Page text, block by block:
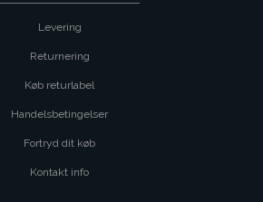
Levering
Returnering
Køb returlabel
Handelsbetingelser
Fortryd dit køb
Kontakt info